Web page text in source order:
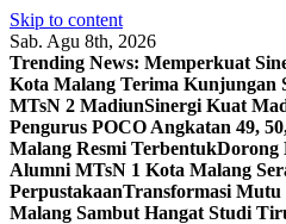
Skip to content
Sab. Agu 8th, 2026
Trending News: Memperkuat
Kota Malang Terima Kunjungan
MTsN 2 MadiunSinergi Kuat
Pengurus POCO Angkatan 49,
Malang Resmi TerbentukDorong
Alumni MTsN 1 Kota Malang
PerpustakaanTransformasi Mutu
Malang Sambut Hangat Studi